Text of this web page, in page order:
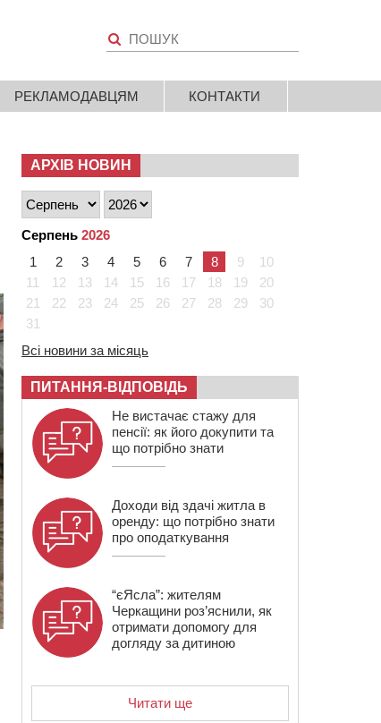
РЕКЛАМОДАВЦЯМ КОНТАКТИ
АРХІВ НОВИН
Серпень 2026
1
2 3 4 5 6 7 8 9
10
11
12 13 14 15 16 17 18 19
20
21
22 23 24 25 26 27 28 29
30
31
Всі новини за місяць
ПИТАННЯ-ВІДПОВІДЬ
Не вистачає стажу для
пенсії: як його докупити та
що потрібно знати
Доходи від здачі житла в
оренду: що потрібно знати
про оподаткування
“єЯсла”: жителям
Черкащини роз’яснили, як
отримати допомогу для
догляду за дитиною
Читати ще